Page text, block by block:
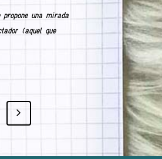
una mirada
(aquel que